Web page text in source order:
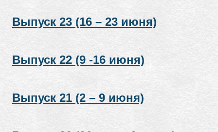
Выпуск 23 (16 – 23 июня)
Выпуск 22 (9 -16 июня)
Выпуск 21 (2 – 9 июня)